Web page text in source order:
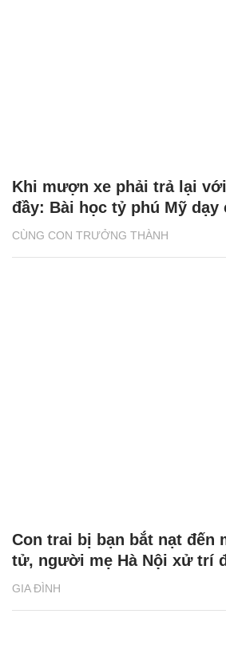
CÙNG CON TRƯỞNG THÀNH
Khi mượn xe phải trả lại
đầy: Bài học tỷ phú Mỹ dạy
GIA ĐÌNH
Con trai bị bạn bắt nạt đến
tử, người mẹ Hà Nội xử trí